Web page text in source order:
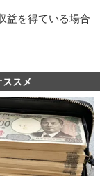
益を得ている場合
スメ